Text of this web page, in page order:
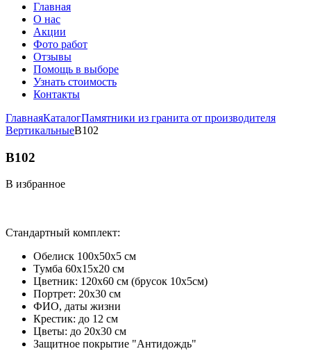
Главная
О нас
Акции
Фото работ
Отзывы
Помощь в выборе
Узнать стоимость
Контакты
ГлавнаяКаталогПамятники из гранита от производителя
ВертикальныеB102
B102
В избранное
Стандартный комплект:
Обелиск 100х50х5 см
Тумба 60х15х20 см
Цветник: 120х60 см (брусок 10х5см)
Портрет: 20х30 см
ФИО, даты жизни
Крестик: до 12 см
Цветы: до 20х30 см
Защитное покрытие "Антидождь"